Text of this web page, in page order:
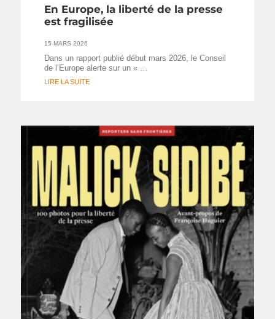
En Europe, la liberté de la presse
est fragilisée
15 MARS 2026
Dans un rapport publié début mars 2026, le Conseil
de l’Europe alerte sur un « …
LIRE LA SUITE